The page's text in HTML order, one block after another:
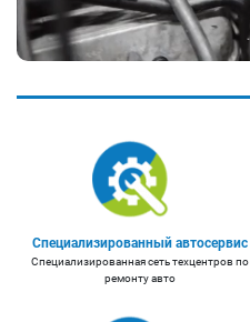
Специализированный автосервис
Специализированная сеть техцентров по
ремонту авто